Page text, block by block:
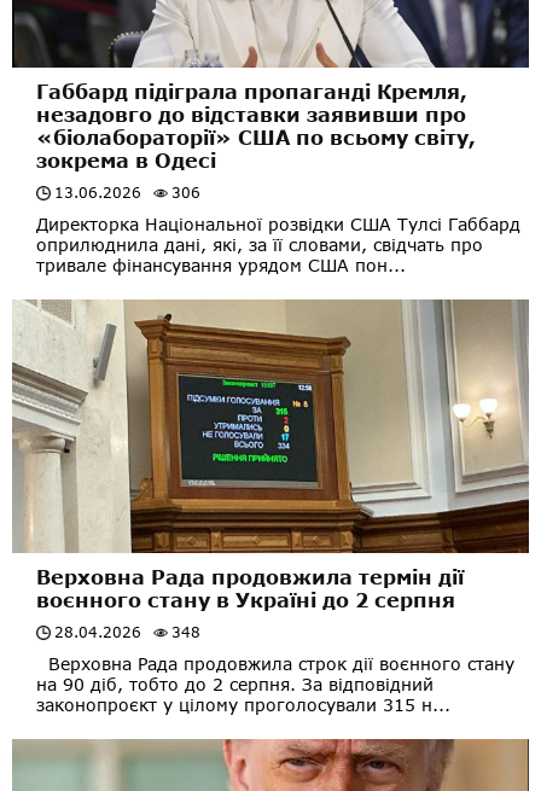
Габбард підіграла пропаганді Кремля,
незадовго до відставки заявивши про
«біолабораторії» США по всьому світу,
зокрема в Одесі
13.06.2026 306
Директорка Національної розвідки США Тулсі Габбард
оприлюднила дані, які, за її словами, свідчать про
тривале фінансування урядом США пон...
Верховна Рада продовжила термін дії
воєнного стану в Україні до 2 серпня
28.04.2026 348
Верховна Рада продовжила строк дії воєнного стану
на 90 діб, тобто до 2 серпня. За відповідний
законопроєкт у цілому проголосували 315 н...